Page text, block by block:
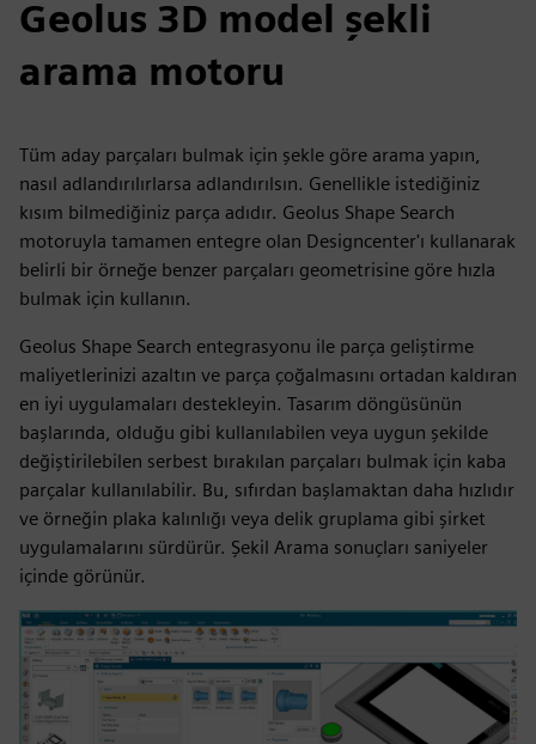
Geolus 3D model şekli
arama motoru
Tüm aday parçaları bulmak için şekle göre arama yapın,
nasıl adlandırılırlarsa adlandırılsın. Genellikle istediğiniz
kısım bilmediğiniz parça adıdır. Geolus Shape Search
motoruyla tamamen entegre olan Designcenter'ı kullanarak
belirli bir örneğe benzer parçaları geometrisine göre hızla
bulmak için kullanın.
Geolus Shape Search entegrasyonu ile parça geliştirme
maliyetlerinizi azaltın ve parça çoğalmasını ortadan kaldıran
en iyi uygulamaları destekleyin. Tasarım döngüsünün
başlarında, olduğu gibi kullanılabilen veya uygun şekilde
değiştirilebilen serbest bırakılan parçaları bulmak için kaba
parçalar kullanılabilir. Bu, sıfırdan başlamaktan daha hızlıdır
ve örneğin plaka kalınlığı veya delik gruplama gibi şirket
uygulamalarını sürdürür. Şekil Arama sonuçları saniyeler
içinde görünür.